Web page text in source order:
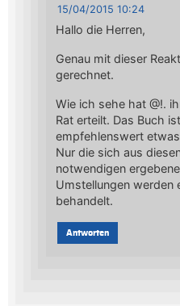
15/04/2015 10:24
Hallo die Herren,
Genau mit dieser
gerechnet.
Wie ich sehe hat @!.
Rat erteilt. Das Buch
empfehlenswert
Nur die sich aus
notwendigen
Umstellungen werden
behandelt.
Antworten